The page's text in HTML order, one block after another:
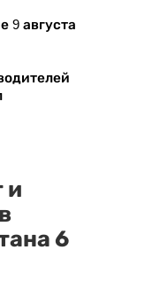
9 августа
и
6